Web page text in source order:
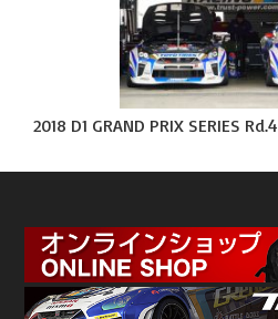
2018 D1 GRAND PRIX SERIES Rd.4